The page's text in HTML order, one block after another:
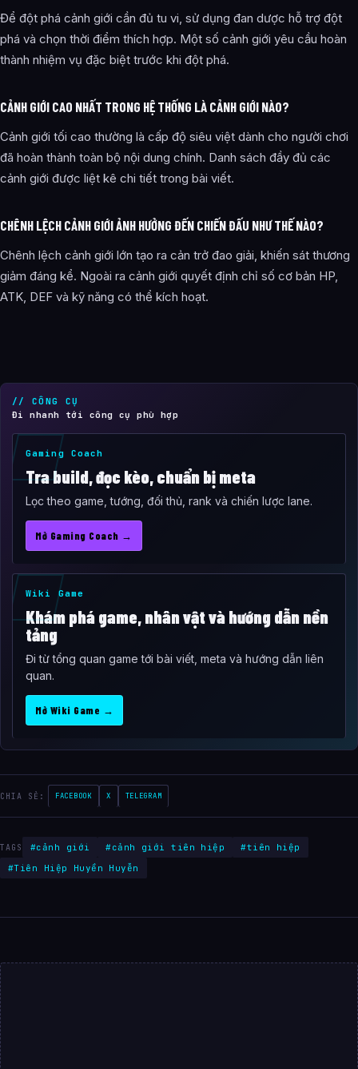
Để đột phá cảnh giới cần đủ tu vi, sử dụng đan dược hỗ trợ đột
phá và chọn thời điểm thích hợp. Một số cảnh giới yêu cầu hoàn
thành nhiệm vụ đặc biệt trước khi đột phá.
CẢNH GIỚI CAO NHẤT TRONG HỆ THỐNG LÀ CẢNH GIỚI NÀO?
Cảnh giới tối cao thường là cấp độ siêu việt dành cho người chơi
đã hoàn thành toàn bộ nội dung chính. Danh sách đầy đủ các
cảnh giới được liệt kê chi tiết trong bài viết.
CHÊNH LỆCH CẢNH GIỚI ẢNH HƯỞNG ĐẾN CHIẾN ĐẤU NHƯ THẾ NÀO?
Chênh lệch cảnh giới lớn tạo ra cản trở đao giải, khiến sát thương
giảm đáng kể. Ngoài ra cảnh giới quyết định chỉ số cơ bản HP,
ATK, DEF và kỹ năng có thể kích hoạt.
// CÔNG CỤ
Đi nhanh tới công cụ phù hợp
Gaming Coach
Tra build, đọc kèo, chuẩn bị meta
Lọc theo game, tướng, đối thủ, rank và chiến lược lane.
Mở Gaming Coach →
Wiki Game
Khám phá game, nhân vật và hướng dẫn nền
tảng
Đi từ tổng quan game tới bài viết, meta và hướng dẫn liên
quan.
Mở Wiki Game →
CHIA SẺ: FACEBOOK X TELEGRAM
TAGS #cảnh giới #cảnh giới tiên hiệp
#tiên hiệp
#Tiên Hiệp Huyền Huyễn